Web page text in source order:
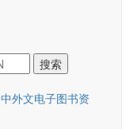
中外文电子图书资